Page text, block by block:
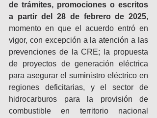
de trámites, promociones o escritos
a partir del 28 de febrero de 2025,
momento en que el acuerdo entró en
vigor, con excepción a la atención a las
prevenciones de la CRE; la propuesta
de proyectos de generación eléctrica
para asegurar el suministro eléctrico en
regiones deficitarias, y el sector de
hidrocarburos para la provisión de
combustible en territorio nacional